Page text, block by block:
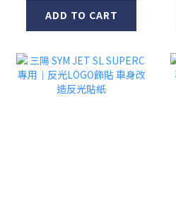
ADD TO CART